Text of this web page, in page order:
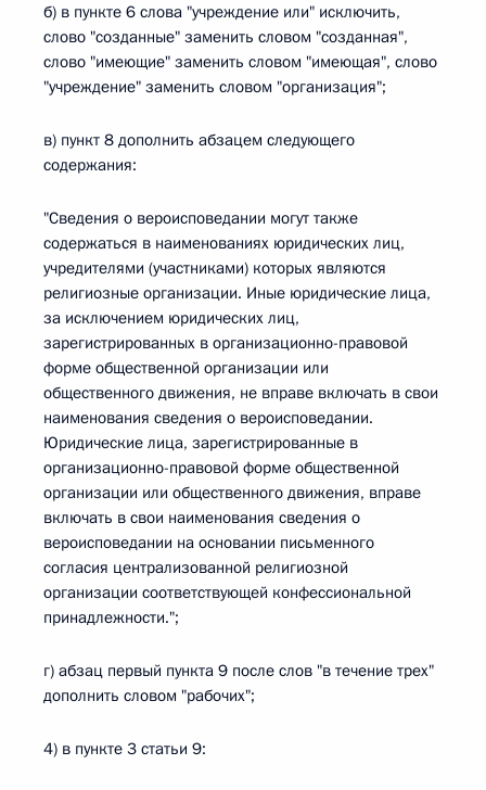
б) в пункте 6 слова "учреждение или" исключить,
слово "созданные" заменить словом "созданная",
слово "имеющие" заменить словом "имеющая", слово
"учреждение" заменить словом "организация";
в) пункт 8 дополнить абзацем следующего
содержания:
"Сведения о вероисповедании могут также
содержаться в наименованиях юридических лиц,
учредителями (участниками) которых являются
религиозные организации. Иные юридические лица,
за исключением юридических лиц,
зарегистрированных в организационно-правовой
форме общественной организации или
общественного движения, не вправе включать в свои
наименования сведения о вероисповедании.
Юридические лица, зарегистрированные в
организационно-правовой форме общественной
организации или общественного движения, вправе
включать в свои наименования сведения о
вероисповедании на основании письменного
согласия централизованной религиозной
организации соответствующей конфессиональной
принадлежности.";
г) абзац первый пункта 9 после слов "в течение трех"
дополнить словом "рабочих";
4) в пункте 3 статьи 9: